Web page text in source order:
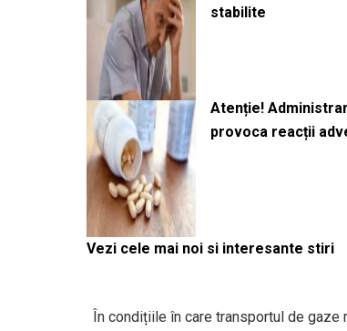
stabilite
Atenție!
provoca reacții
Vezi cele mai noi si interesante stiri
În condițiile în care transportul de